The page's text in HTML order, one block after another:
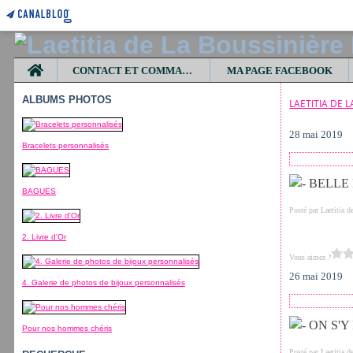
Home
CONTACT ET COMMANDES MA PAGE FACEBOOK
ALBUMS PHOTOS
Bracelets personnalisés
BAGUES
2. Livre d'Or
4. Galerie de photos de bijoux personnalisés
Pour nos hommes chéris
LAETITIA DE
28 mai 2019
Posté par Laetitia
Vous aimez ?
26 mai 2019